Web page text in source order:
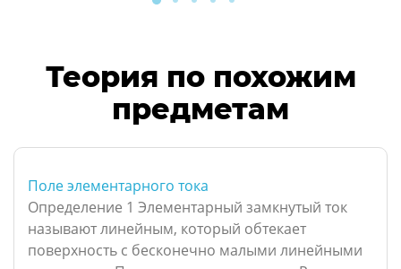
Теория по похожим
предметам
Поле элементарного тока
Определение 1 Элементарный замкнутый ток
называют линейным, который обтекает
поверхность с бесконечно малыми линейными